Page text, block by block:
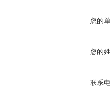
您的
您的
联系